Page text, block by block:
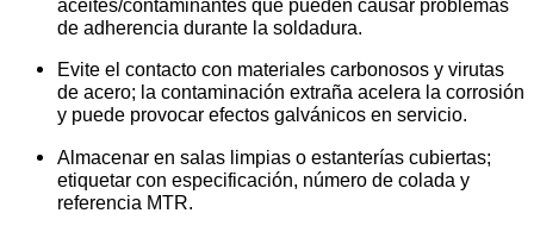
aceites/contaminantes que pueden causar problemas
de adherencia durante la soldadura.
Evite el contacto con materiales carbonosos y virutas
de acero; la contaminación extraña acelera la corrosión
y puede provocar efectos galvánicos en servicio.
Almacenar en salas limpias o estanterías cubiertas;
etiquetar con especificación, número de colada y
referencia MTR.